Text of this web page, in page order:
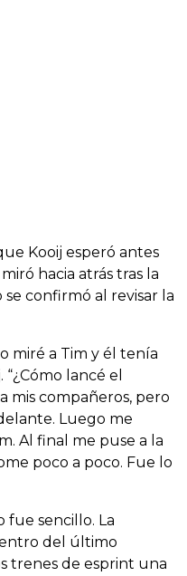
Kooij esperó antes
hacia atrás tras la
confirmó al revisar la
miré a Tim y él tenía
lancé el
mis compañeros, pero
Luego me
Al final me puse a la
poco a poco. Fue lo
fue sencillo. La
del último
trenes de esprint una